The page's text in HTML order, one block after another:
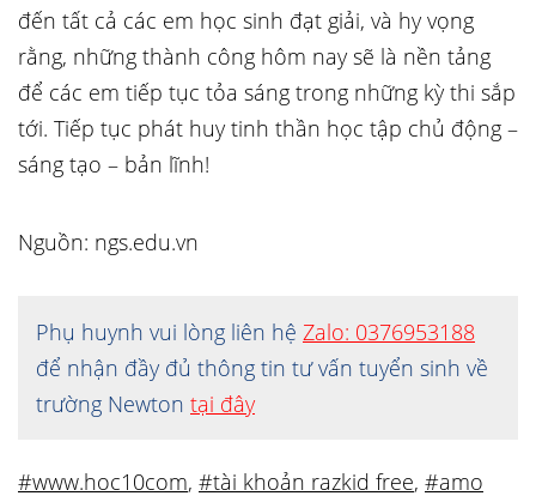
đến tất cả các em học sinh đạt giải, và hy vọng
rằng, những thành công hôm nay sẽ là nền tảng
để các em tiếp tục tỏa sáng trong những kỳ thi sắp
tới. Tiếp tục phát huy tinh thần học tập chủ động –
sáng tạo – bản lĩnh!
Nguồn: ngs.edu.vn
Phụ huynh vui lòng liên hệ Zalo: 0376953188
để nhận đầy đủ thông tin tư vấn tuyển sinh về
trường Newton tại đây
#www.hoc10com, #tài khoản razkid free, #amo